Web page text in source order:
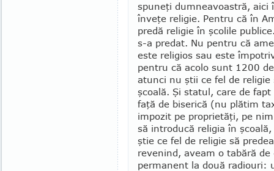
spuneţi dumneavoas­tră, aici
înveţe religie. Pentru că în
predă religie în şcolile
s-a predat. Nu pentru că
este religios sau este
pentru că acolo sunt 1200
atunci nu ştii ce fel de religie
şcoală. Şi statul, care de fapt
faţă de bise­rică (nu plătim
impozit pe proprietăţi, pe
să introducă religia în
ştie ce fel de religie să
revenind, aveam o tabără
perma­nent la două radiouri: